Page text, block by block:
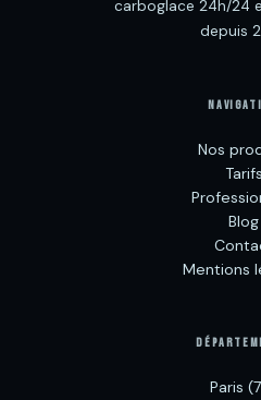
carboglace 24h/24
depuis
Nos
Tarifs
Blog
Mentions
Paris